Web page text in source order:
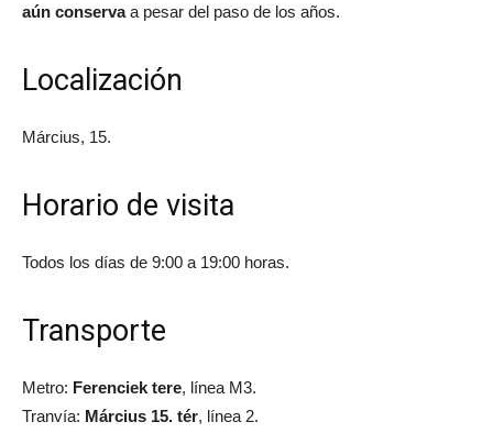
aún conservaa pesar del paso de los años.
Localización
Március, 15.
Horario de visita
Todos los días de 9:00 a 19:00 horas.
Transporte
Metro: Ferenciek tere, línea M3.
Tranvía: Március 15. tér, línea 2.